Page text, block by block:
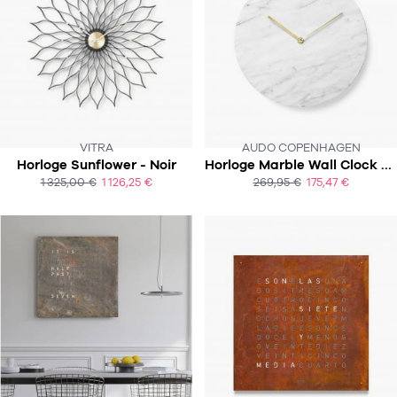
VITRA
Horloge Sunflower - Noir
1 325,00 € 1 126,25 €
SOUS 3-5 SEMAINES
ACHAT EXPRESS
AUDO COPENHAGEN
Horloge Marble Wall Clock - Blanc
269,95 € 175,47 €
ACHAT EXPRESS